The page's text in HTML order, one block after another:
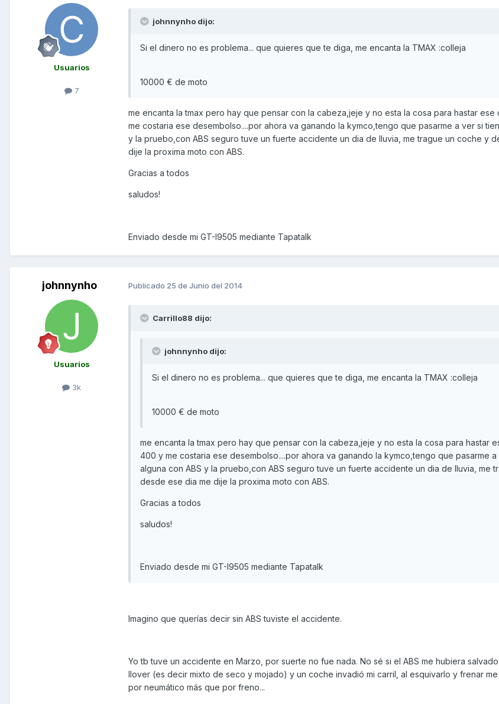
Usuarios
7
johnnynho dijo:
Si el dinero no es problema... que quieres que te diga, me encanta la TMAX :colleja
10000 € de moto
me encanta la tmax pero hay que pensar con la cabeza,jeje y no esta la cosa para hastar ese
me costaria ese desembolso....por ahora va ganando la kymco,tengo que pasarme a ver si
y la pruebo,con ABS seguro tuve un fuerte accidente un dia de lluvia, me trague un coche y
dije la proxima moto con ABS.
Gracias a todos
saludos!
Enviado desde mi GT-I9505 mediante Tapatalk
johnnynho
Usuarios
3k
Publicado 25 de Junio del 2014
Carrillo88 dijo:
johnnynho dijo:
Si el dinero no es problema... que quieres que te diga, me encanta la TMAX :colleja
10000 € de moto
me encanta la tmax pero hay que pensar con la cabeza,jeje y no esta la cosa para hastar
400 y me costaria ese desembolso....por ahora va ganando la kymco,tengo que pasarme a
alguna con ABS y la pruebo,con ABS seguro tuve un fuerte accidente un dia de lluvia, me
desde ese dia me dije la proxima moto con ABS.
Gracias a todos
saludos!
Enviado desde mi GT-I9505 mediante Tapatalk
Imagino que querías decir sin ABS tuviste el accidente.
Yo tb tuve un accidente en Marzo, por suerte no fue nada. No sé si el ABS me hubiera
llover (es decir mixto de seco y mojado) y un coche invadió mi carril, al esquivarlo y frenar me
por neumático más que por freno...